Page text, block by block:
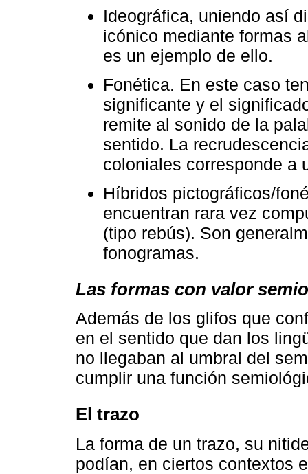
Ideográfica, uniendo así
icónico mediante formas
es un ejemplo de ello.
Fonética. En este caso
significante y el
remite al sonido de la
sentido. La
coloniales corresponde a
Híbridos pictográficos/
encuentran rara vez
(tipo rebús). Son
fonogramas.
Las formas con valor
Además de los glifos que
en el sentido que dan los
no llegaban al umbral del
cumplir una función
El trazo
La forma de un trazo, su
podían, en ciertos contextos